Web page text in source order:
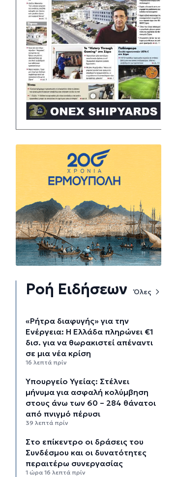
Ροή Ειδήσεων Όλες
«Ρήτρα διαφυγής» για την
Ενέργεια: Η Ελλάδα πληρώνει €1
δισ. για να θωρακιστεί απέναντι
σε μια νέα κρίση
16 λεπτά πρίν
Υπουργείο Υγείας: Στέλνει
μήνυμα για ασφαλή κολύμβηση
στους άνω των 60 – 284 θάνατοι
από πνιγμό πέρυσι
39 λεπτά πρίν
Στο επίκεντρο οι δράσεις του
Συνδέσμου και οι δυνατότητες
περαιτέρω συνεργασίας
1 ώρα 16 λεπτά πρίν